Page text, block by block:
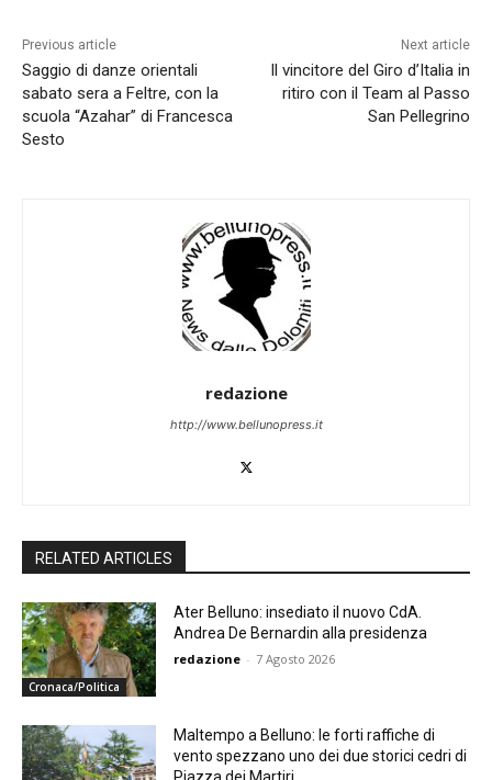
Previous article
Saggio di danze orientali
sabato sera a Feltre, con la
scuola “Azahar” di Francesca
Sesto
Next article
Il vincitore del Giro d’Italia in
ritiro con il Team al Passo
San Pellegrino
redazione
http://www.bellunopress.it
RELATED ARTICLES
Cronaca/Politica
Ater Belluno: insediato il nuovo CdA.
Andrea De Bernardin alla presidenza
redazione - 7 Agosto 2026
Maltempo a Belluno: le forti raffiche di
vento spezzano uno dei due storici cedri di
Piazza dei Martiri